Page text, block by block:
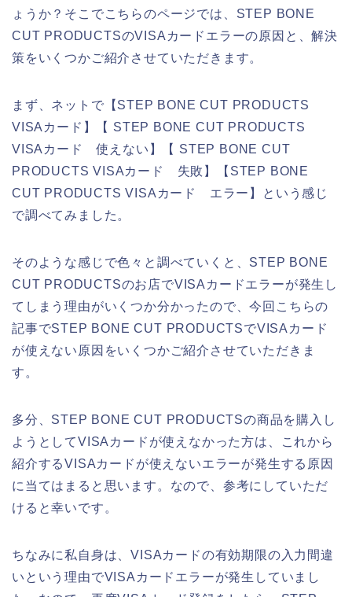
ょうか？そこでこちらのページでは、STEP BONE
CUT PRODUCTSのVISAカードエラーの原因と、解決
策をいくつかご紹介させていただきます。
まず、ネットで【STEP BONE CUT PRODUCTS
VISAカード】【 STEP BONE CUT PRODUCTS
VISAカード 使えない】【 STEP BONE CUT
PRODUCTS VISAカード 失敗】【STEP BONE
CUT PRODUCTS VISAカード エラー】という感じ
で調べてみました。
そのような感じで色々と調べていくと、STEP BONE
CUT PRODUCTSのお店でVISAカードエラーが発生し
てしまう理由がいくつか分かったので、今回こちらの
記事でSTEP BONE CUT PRODUCTSでVISAカード
が使えない原因をいくつかご紹介させていただきま
す。
多分、STEP BONE CUT PRODUCTSの商品を購入し
ようとしてVISAカードが使えなかった方は、これから
紹介するVISAカードが使えないエラーが発生する原因
に当てはまると思います。なので、参考にしていただ
けると幸いです。
ちなみに私自身は、VISAカードの有効期限の入力間違
いという理由でVISAカードエラーが発生していまし